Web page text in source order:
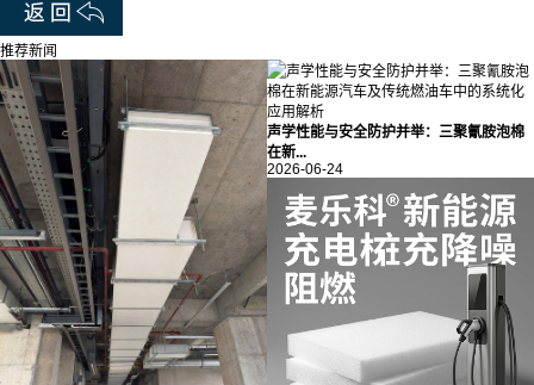
推荐新闻
声学性能与安全防护并举：三聚氰胺泡棉
在新...
2026-06-24